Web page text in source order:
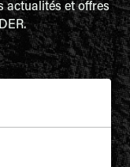
actualités et offres